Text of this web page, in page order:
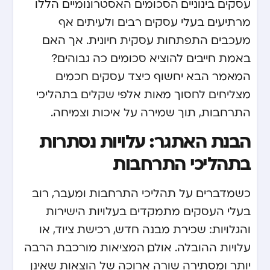
עסקים בינוניים. הסכומים האסטרונומיים הללו
מרתיעים בעלי עסקים רבים ולעיתים אף
מעכבים התפתחות עסקית חיונית. אך האם
באמת חייבים להוציא סכומים כה גבוהים?
המאמר הבא יחשוף כיצד עסקים חכמים
מצליחים לחסוך מאות אלפי שקלים בתהליכי
התרחבות, תוך שמירה על איכות וצמיחה.
הבנת האתגר: עלויות נסתרות
בתהליכי התרחבות
כשמדברים על תהליכי התרחבות ומעבר, רוב
בעלי העסקים מתמקדים בעלויות הישירות
והגלויות: שכירת מבנה חדש, רכישת ציוד, או
עלויות ההובלה. אולם, המציאות מורכבת הרבה
יותר ומסתירה שורה ארוכה של הוצאות שאינן